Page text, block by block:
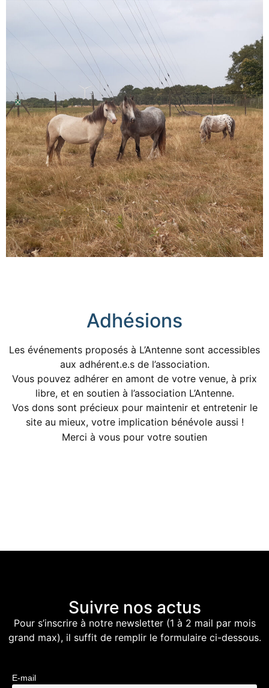
Adhésions
Les événements proposés à L’Antenne sont accessibles
aux adhérent.e.s de l’association.
Vous pouvez adhérer en amont de votre venue, à prix
libre, et en soutien à l’association L’Antenne.
Vos dons sont précieux pour maintenir et entretenir le
site au mieux, votre implication bénévole aussi !
Merci à vous pour votre soutien
Suivre nos actus
Pour s’inscrire à notre newsletter (1 à 2 mail par mois
grand max), il suffit de remplir le formulaire ci-dessous.
E-mail